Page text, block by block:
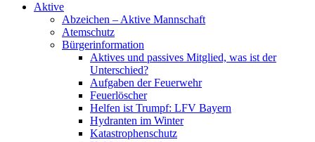
Aktive
Abzeichen – Aktive Mannschaft
Atemschutz
Bürgerinformation
Aktives und passives Mitglied, was ist der
Unterschied?
Aufgaben der Feuerwehr
Feuerlöscher
Helfen ist Trumpf: LFV Bayern
Hydranten im Winter
Katastrophenschutz